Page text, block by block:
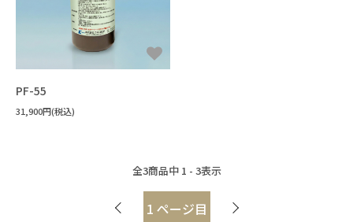
#PCの液浸冷却に使いたい
#-130℃より凝固点の低い液体
プライバシーポリシー
CORPORATE SITE
PF-55
31,900円(税込)
全3商品中 1 - 3表示
1 ページ目